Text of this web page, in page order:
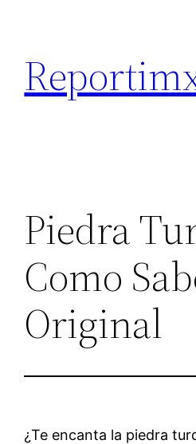
contenido
Piedra
Como
Original
¿Te encanta la piedra